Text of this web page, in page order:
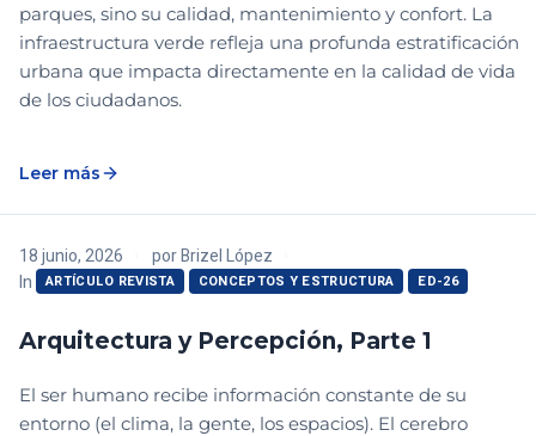
parques, sino su calidad, mantenimiento y confort. La
infraestructura verde refleja una profunda estratificación
urbana que impacta directamente en la calidad de vida
de los ciudadanos.
Leer más
18 junio, 2026 porBrizel López
In
ARTÍCULO REVISTA CONCEPTOS Y ESTRUCTURA ED-26
Arquitectura y Percepción, Parte 1
El ser humano recibe información constante de su
entorno (el clima, la gente, los espacios). El cerebro